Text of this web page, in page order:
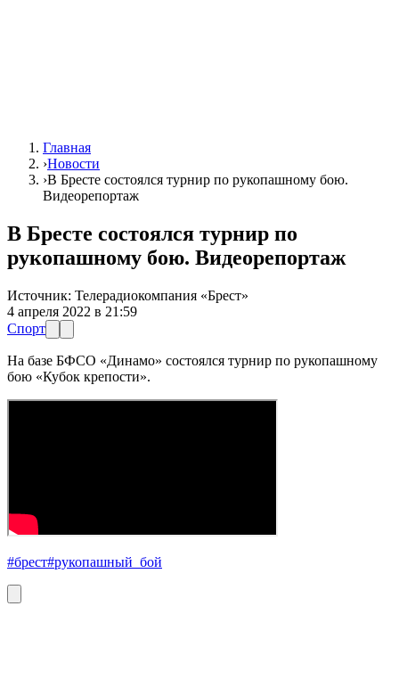
Главная
›Новости
›В Бресте состоялся турнир по рукопашному бою.
Видеорепортаж
В Бресте состоялся турнир по
рукопашному бою. Видеорепортаж
Источник: Телерадиокомпания «Брест»
4 апреля 2022 в 21:59
Спорт
На базе БФСО «Динамо» состоялся турнир по рукопашному
бою «Кубок крепости».
#брест#рукопашный_бой